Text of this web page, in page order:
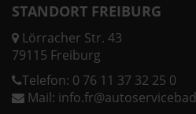
STANDORT FREIBURG
Lörracher Str. 43
79115 Freiburg
Telefon: 0 76 11 37 32 25 0
Mail: